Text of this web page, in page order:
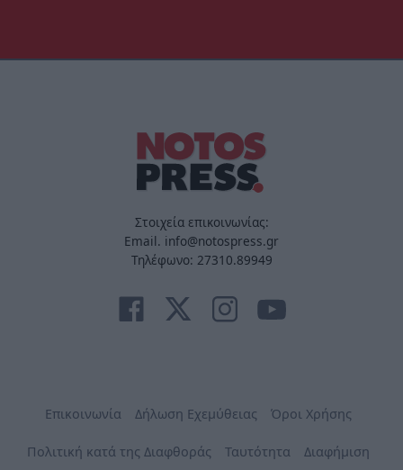
Στοιχεία επικοινωνίας:
Email. info@notospress.gr
Τηλέφωνο: 27310.89949
Επικοινωνία Δήλωση Εχεμύθειας Όροι Χρήσης
Πολιτική κατά της Διαφθοράς Ταυτότητα Διαφήμιση